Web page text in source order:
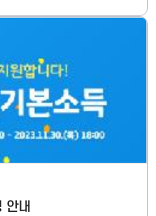
안내